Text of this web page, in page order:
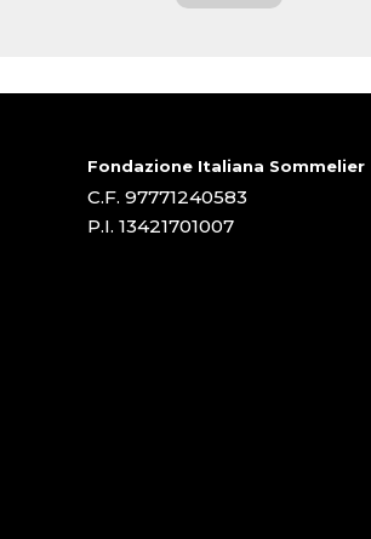
Fondazione Italiana Sommelier
C.F. 97771240583
P.I. 13421701007